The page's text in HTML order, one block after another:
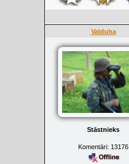
Valduha
Stāstnieks
Komentāri: 13176